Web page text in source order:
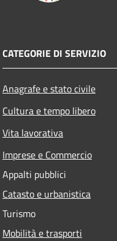
CATEGORIE DI SERVIZIO
Anagrafe e stato civile
Cultura e tempo libero
Vita lavorativa
Imprese e Commercio
Appalti pubblici
Catasto e urbanistica
Turismo
Mobilità e trasporti